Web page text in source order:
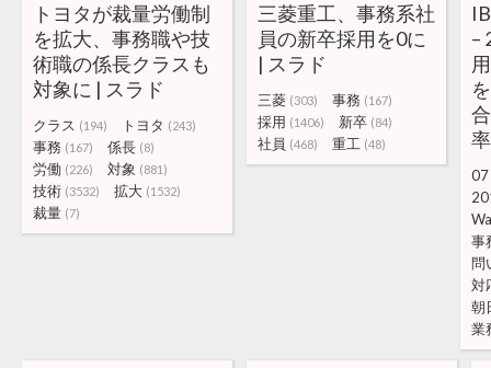
トヨタが裁量労働制
を拡大、事務職や技
術職の係長クラスも
対象に | スラド
クラス (194) トヨタ (243)
事務 (167) 係長 (8)
労働 (226) 対象 (881)
技術 (3532) 拡大 (1532)
裁量 (7)
三菱重工、事務系社
員の新卒採用を0に
| スラド
三菱 (303) 事務 (167)
採用 (1406) 新卒 (84)
社員 (468) 重工 (48)
–
07
事
問
対
朝
業